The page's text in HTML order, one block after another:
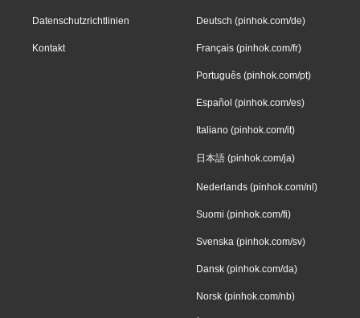
Datenschutzrichtlinien
Kontakt
Deutsch (pinhok.com/de)
Français (pinhok.com/fr)
Português (pinhok.com/pt)
Español (pinhok.com/es)
Italiano (pinhok.com/it)
日本語 (pinhok.com/ja)
Nederlands (pinhok.com/nl)
Suomi (pinhok.com/fi)
Svenska (pinhok.com/sv)
Dansk (pinhok.com/da)
Norsk (pinhok.com/nb)